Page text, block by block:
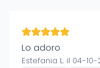
Lo adoro
Estefania L. il 04-10-